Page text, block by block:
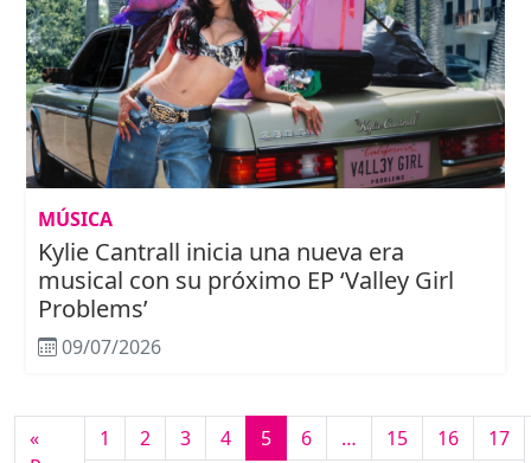
MÚSICA
Kylie Cantrall inicia una nueva era
musical con su próximo EP ‘Valley Girl
Problems’
09/07/2026
«
1 2 3 4 5 6 … 15 16 17